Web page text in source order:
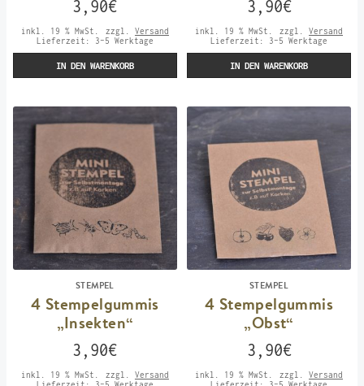
3,90€
inkl. 19 % MwSt. zzgl. Versand
Lieferzeit: 3-5 Werktage
IN DEN WARENKORB
3,90€
inkl. 19 % MwSt. zzgl.Versand
Lieferzeit: 3-5 Werktage
IN DEN WARENKORB
STEMPEL
4 Stempelgummis
„Insekten“
3,90€
inkl. 19 % MwSt. zzgl. Versand
STEMPEL
4 Stempelgummis
„Obst“
3,90€
inkl. 19 % MwSt. zzgl.Versand